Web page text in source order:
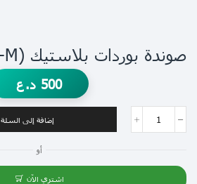
صوندة بوردات بلاستيك (20mm-M)
500 د.ع
إضافة إلى السلة
أو
اشتري الآن